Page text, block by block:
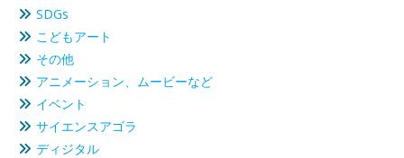
SDGs
こどもアート
その他
アニメーション、ムービーなど
イベント
サイエンスアゴラ
ディジタル